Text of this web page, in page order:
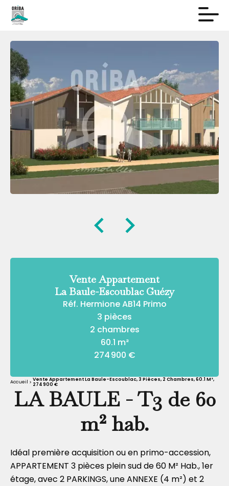
Vente Appartement
La Baule-Escoublac Guézy
Réf. Hermione AB14 Primo
3 pièces
2 chambres
60.1 m²
274 900 €
Accueil
Vente Appartement La Baule-Escoublac, 3 Pièces, 2 Chambres, 60.1 M²,
274 900 €
LA BAULE - T3 de 60
m² hab.
Idéal première acquisition ou en primo-accession,
APPARTEMENT 3 pièces plein sud de 60 M² Hab., 1er
étage, avec 2 PARKINGS, une ANNEXE (4 m²) et 2